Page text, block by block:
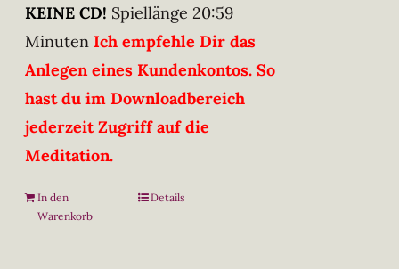
KEINE CD! Spiellänge 20:59
Minuten Ich empfehle Dir das
Anlegen eines Kundenkontos. So
hast du im Downloadbereich
jederzeit Zugriff auf die
Meditation.
In den
Warenkorb
Details